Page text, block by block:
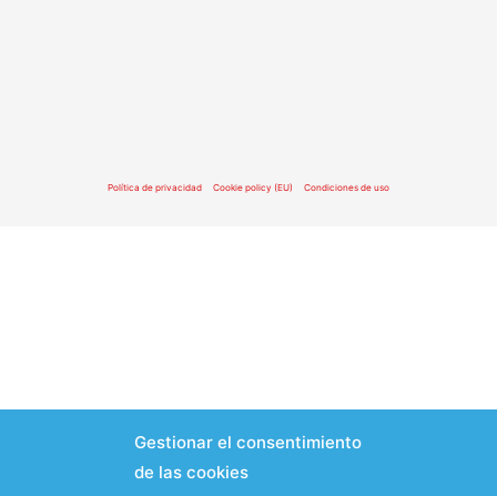
Política de privacidad Cookie policy (EU) Condiciones de uso
Gestionar el consentimiento
de las cookies